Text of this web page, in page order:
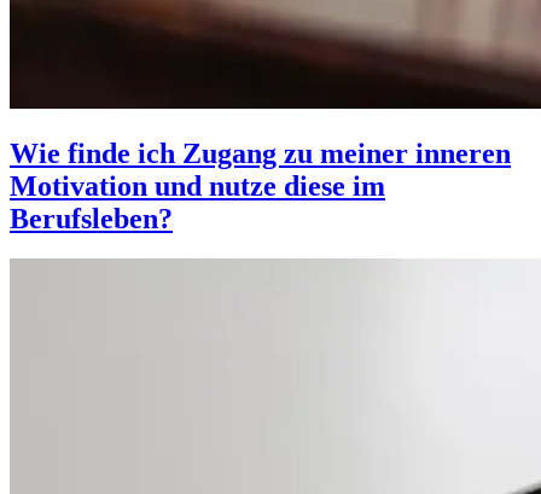
Wie finde ich Zugang zu meiner inneren
Motivation und nutze diese im
Berufsleben?